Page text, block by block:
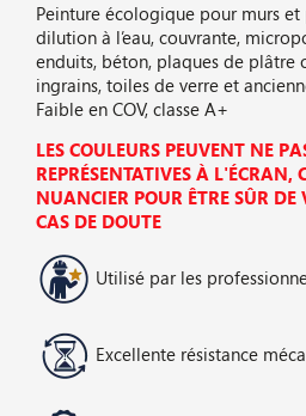
Peinture écologique pour murs et
dilution à l’eau, couvrante,
enduits, béton, plaques de plâtre
ingrains, toiles de verre et
Faible en COV, classe A+
LES COULEURS PEUVENT NE
REPRÉSENTATIVES À
NUANCIER POUR ÊTRE SÛR
CAS DE DOUTE
Utilisé par les
Excellente résistance